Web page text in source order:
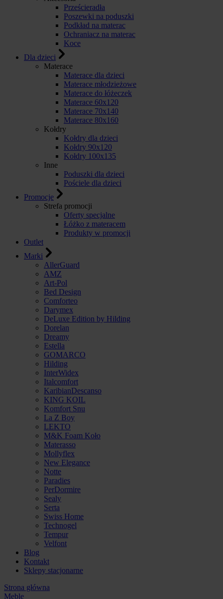
Prześcieradła
Poszewki na poduszki
Podkład na materac
Ochraniacz na materac
Koce
Dla dzieci
Materace
Materace dla dzieci
Materace młodzieżowe
Materace do łóżeczek
Materace 60x120
Materace 70x140
Materace 80x160
Kołdry
Kołdry dla dzieci
Kołdry 90x120
Kołdry 100x135
Inne
Poduszki dla dzieci
Pościele dla dzieci
Promocje
Strefa promocji
Oferty specjalne
Łóżko z materacem
Produkty w promocji
Outlet
Marki
AllerGuard
AMZ
Art-Pol
Bed Design
Comforteo
Darymex
DeLuxe Edition by Hilding
Dorelan
Dreamy
Estella
GOMARCO
Hilding
InterWidex
Italcomfort
KaribianDescanso
KING KOIL
Komfort Snu
La Z Boy
LEKTO
M&K Foam Koło
Materasso
Mollyflex
New Elegance
Notte
Paradies
PerDormire
Sealy
Serta
Swiss Home
Technogel
Tempur
Velfont
Blog
Kontakt
Sklepy stacjonarne
Strona główna
Meble